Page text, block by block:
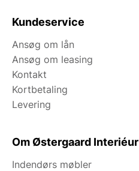
Kundeservice
Ansøg om lån
Ansøg om leasing
Kontakt
Kortbetaling
Levering
Om Østergaard Interiéur
Indendørs møbler